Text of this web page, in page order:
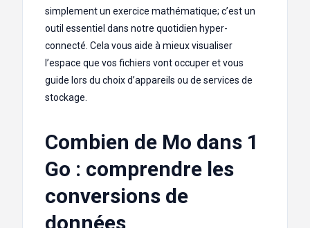
simplement un exercice mathématique; c’est un
outil essentiel dans notre quotidien hyper-
connecté. Cela vous aide à mieux visualiser
l’espace que vos fichiers vont occuper et vous
guide lors du choix d’appareils ou de services de
stockage.
Combien de Mo dans 1
Go : comprendre les
conversions de
données